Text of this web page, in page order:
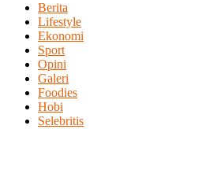
Berita
Lifestyle
Ekonomi
Sport
Opini
Galeri
Foodies
Hobi
Selebritis